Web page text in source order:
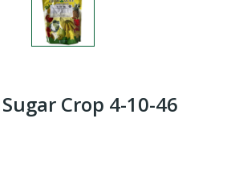
Crop 4-10-46